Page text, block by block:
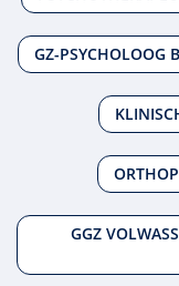
GZ-PSYCHOLOOG
GGZ